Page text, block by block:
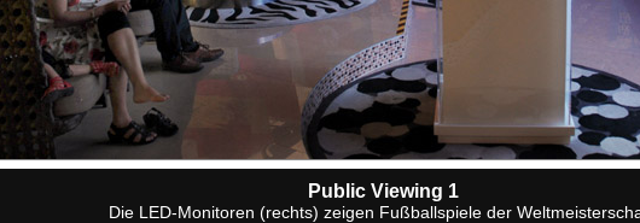
Public Viewing 1
Die LED-Monitoren (rechts) zeigen Fußballspiele der